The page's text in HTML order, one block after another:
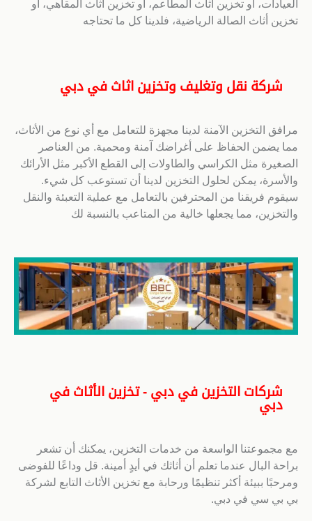
العيادات، أو تخزين أثاث المطاعم، أو تخزين أثاث المقاهي، أو
تخزين أثاث الصالة الرياضية، فلدينا كل ما تحتاجه
شركة نقل وتغليف وتخزين اثاث في دبي
مرافق التخزين الآمنة لدينا مجهزة للتعامل مع أي نوع من الأثاث،
مما يضمن الحفاظ على أغراضك آمنة ومحمية. من العناصر
الصغيرة مثل الكراسي والطاولات إلى القطع الأكبر مثل الأرائك
والأسرة، يمكن لحلول التخزين لدينا أن تستوعب كل شيء.
سيقوم فريقنا من المحترفين بالتعامل مع عملية التعبئة والنقل
والتخزين، مما يجعلها خالية من المتاعب بالنسبة لك
شركات التخزين في دبي - تخزين الأثاث في
دبي
مع مجموعتنا الواسعة من خدمات التخزين، يمكنك أن تشعر
براحة البال عندما تعلم أن أثاثك في أيدٍ أمينة. قل وداعًا للفوضى
ومرحبًا ببيئة أكثر تنظيمًا ورحابة مع تخزين الأثاث التابع لشركة
بي بي سي في دبي.